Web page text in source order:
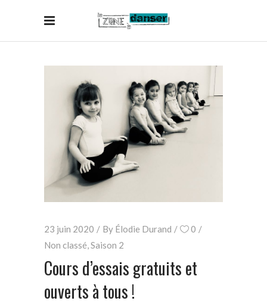
23 juin 2020 By Élodie Durand
0
Non classé,Saison 2
Cours d’essais gratuits et
ouverts à tous !